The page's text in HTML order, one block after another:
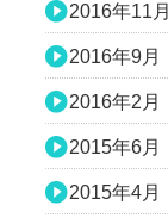
2016年11月
2016年9月
2016年2月
2015年6月
2015年4月